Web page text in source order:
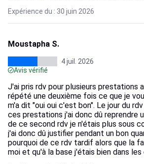
Expérience du : 30 juin 2026
Moustapha S.
4 juil. 2026
Avis vérifié
J'ai pris rdv pour plusieurs prestations
répété une deuxième fois ce que je
m'a dit "oui oui c'est bon". Le jour du
ces prestations j'ai donc dû reprendre
de ce second rdv je n'étais plus sous
j'ai donc dû justifier pendant un bon
pourquoi de ce rdv tardif alors que la
moi et qu'à la base j'étais bien dans les